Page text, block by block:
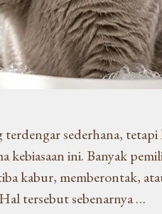
sederhana, tetapi
kebiasaan ini. Banyak
kabur, memberontak,
tersebut sebenarnya …